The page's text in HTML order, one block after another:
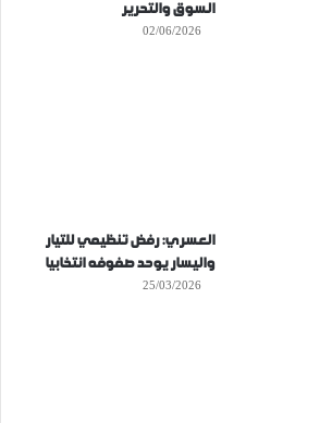
السوق والتحرير
02/06/2026
العسري: رفض تنظيمي للتيار
واليسار يوحد صفوفه انتخابيا
25/03/2026